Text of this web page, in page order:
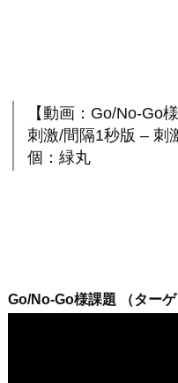
【動画：Go/No-Go
刺激/間隔1秒版 – 刺
個：緑丸
Go/No-Go様課題 （ター